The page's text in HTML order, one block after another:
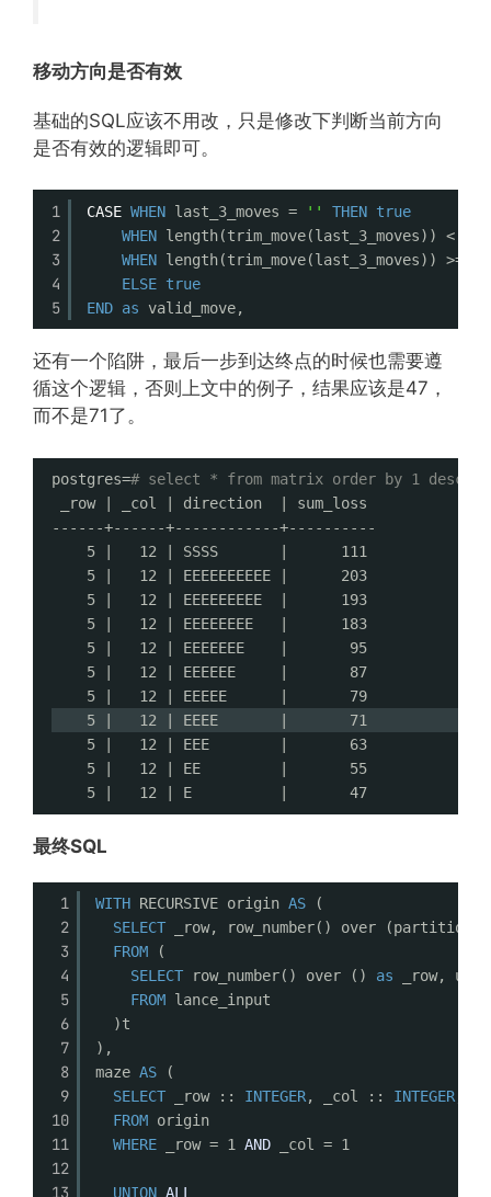
移动方向是否有效
基础的SQL应该不用改，只是修改下判断当前方向
是否有效的逻辑即可。
1
2
3
4
5
CASE WHEN last_3_moves = '' THEN true
WHEN length(trim_move(last_3_moves)) < 4
WHEN length(trim_move(last_3_moves)) >=
ELSE true
END as valid_move,
还有一个陷阱，最后一步到达终点的时候也需要遵
循这个逻辑，否则上文中的例子，结果应该是47，
而不是71了。
postgres=# select * from matrix order by 1 desc ,
_row | _col | direction  | sum_loss
------+------+------------+----------
5 |   12 | SSSS       |      111
5 |   12 | EEEEEEEEEE |      203
5 |   12 | EEEEEEEEE  |      193
5 |   12 | EEEEEEEE   |      183
5 |   12 | EEEEEEE    |       95
5 |   12 | EEEEEE     |       87
5 |   12 | EEEEE      |       79
5 |   12 | EEEE       |       71
5 |   12 | EEE        |       63
5 |   12 | EE         |       55
5 |   12 | E          |       47
最终SQL
1
2
3
4
5
6
7
8
9
10
11
12
13
WITH RECURSIVE origin AS
(
SELECT
_row, row_number() over (partition
FROM
(
SELECT
row_number() over () as
_row,
FROM lance_input
)t
),
maze AS
(
SELECT
_row :: INTEGER, _col :: INTEGER, 0
FROM origin
WHERE
_row = 1 AND _col = 1
UNION ALL